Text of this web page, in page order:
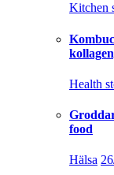
Kitchen
Health
food
Hälsa